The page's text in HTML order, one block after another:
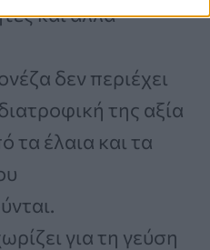
και άλλα
δεν περιέχει
της αξία
τα έλαια και τα
για τη γεύση